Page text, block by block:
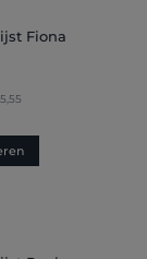
van 5 van 5
Fiona
van 5 van 5